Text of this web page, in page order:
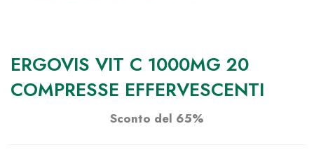
ERGOVIS VIT C 1000MG 20
COMPRESSE EFFERVESCENTI
Sconto del 65%